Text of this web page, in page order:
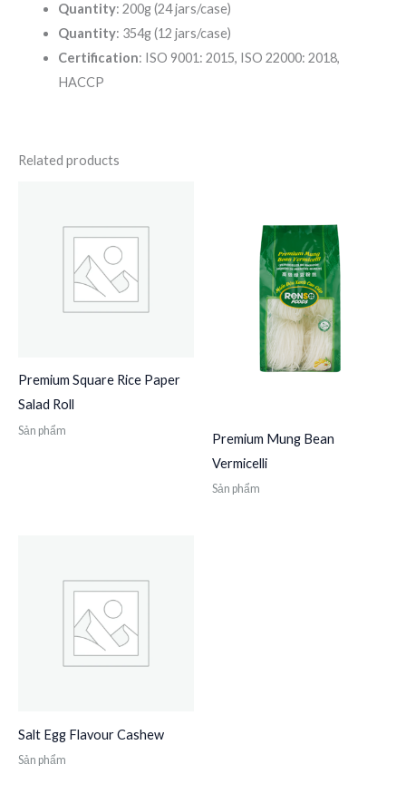
Quantity: 200g (24 jars/case)
Quantity: 354g (12 jars/case)
Certification: ISO 9001: 2015, ISO 22000: 2018,
HACCP
Related products
Premium Square Rice Paper
Salad Roll
Sản phẩm
Premium Mung Bean
Vermicelli
Sản phẩm
Salt Egg Flavour Cashew
Sản phẩm